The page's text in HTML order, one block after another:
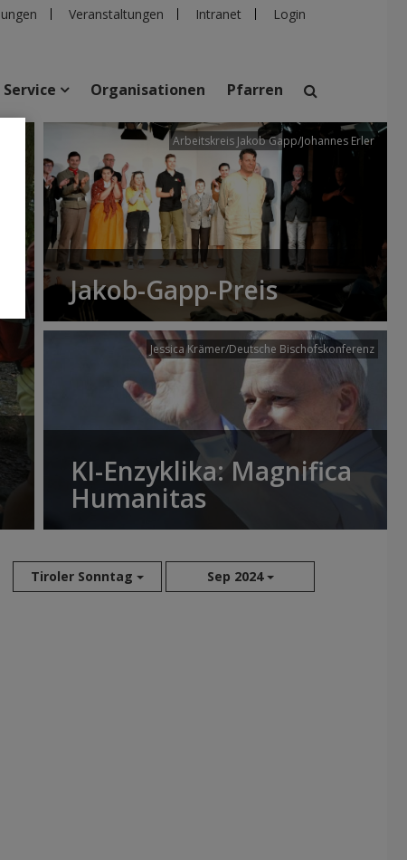
Veranstaltungen Intranet Login
suchen
Personen Pfarren Einrichtungen
Service Organisationen Pfarren
Arbeitskreis Jakob Gapp/Johannes Erler
Jakob-Gapp-Preis
Jessica Krämer/Deutsche Bischofskonferenz
KI-Enzyklika: Magnifica
Humanitas
Tiroler Sonntag Sep 2024